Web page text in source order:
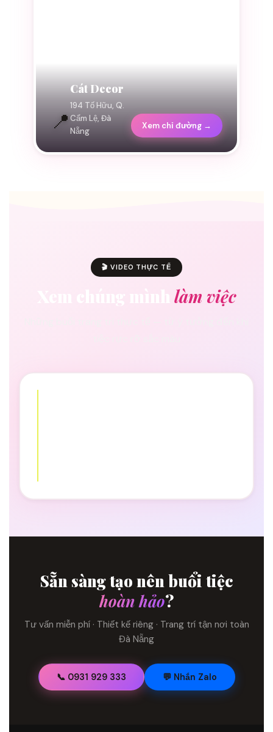
📍
Cát Decor
194 Tố Hữu, Q.
Cẩm Lệ, Đà
Nẵng
Xem chỉ đường →
🎬 VIDEO THỰC TẾ
Xem chúng mình làm việc
Sẵn sàng tạo nên buổi tiệc
hoàn hảo?
Tư vấn miễn phí · Thiết kế riêng · Trang trí tận nơi toàn
Đà Nẵng
📞 0931 929 333 💬 Nhắn Zalo